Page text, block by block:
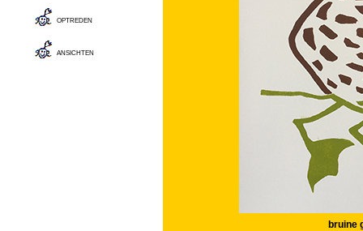
bruine